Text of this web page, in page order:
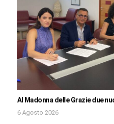
Al Madonna delle Grazie due
6 Agosto 2026